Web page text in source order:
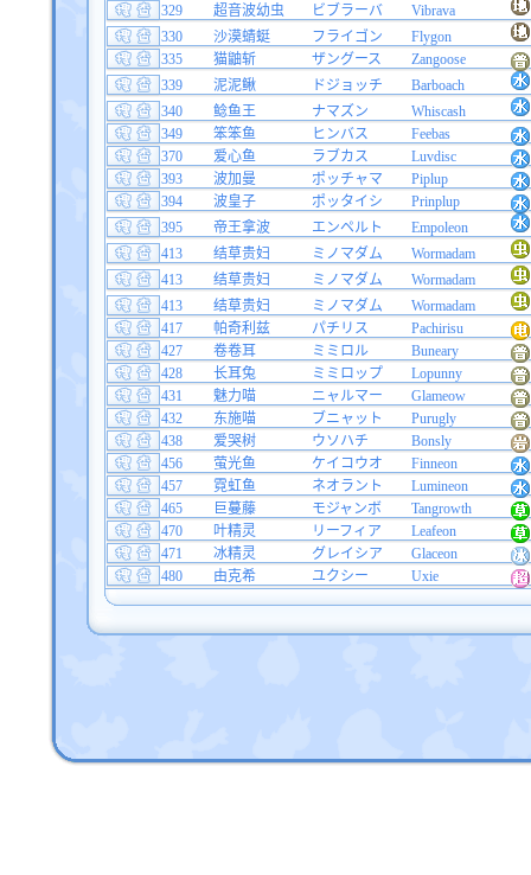
329
超音波幼虫 ビブラーバ
Vibrava
330
沙漠蜻蜓 フライゴン
Flygon
335
猫鼬斩 ザングース
Zangoose
339
泥泥鳅 ドジョッチ
Barboach
340
鲶鱼王 ナマズン
Whiscash
349
笨笨鱼 ヒンバス
Feebas
370
爱心鱼 ラブカス
Luvdisc
393
波加曼 ポッチャマ
Piplup
394
波皇子 ポッタイシ
Prinplup
395
帝王拿波 エンペルト
Empoleon
413
结草贵妇 ミノマダム
Wormadam
413
结草贵妇 ミノマダム
Wormadam
413
结草贵妇 ミノマダム
Wormadam
417
帕奇利兹 パチリス
Pachirisu
427
卷卷耳 ミミロル
Buneary
428
长耳兔 ミミロップ
Lopunny
431
魅力喵 ニャルマー
Glameow
432
东施喵 ブニャット
Purugly
438
爱哭树 ウソハチ
Bonsly
456
萤光鱼 ケイコウオ
Finneon
457
霓虹鱼 ネオラント
Lumineon
465
巨蔓藤 モジャンボ
Tangrowth
470
叶精灵 リーフィア
Leafeon
471
冰精灵 グレイシア
Glaceon
480
由克希 ユクシー Uxie